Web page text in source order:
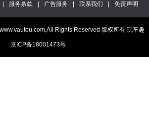
服务条款 广告服务 联系我们 免责声明
Rights Reserved 版权所有 玩车趣
京ICP备18001473号